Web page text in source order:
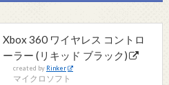
Xbox 360 ワイヤレス コントロ
ーラー (リキッド ブラック)
created by Rinker
マイクロソフト